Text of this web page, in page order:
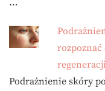
regeneracji
Podrażnienie skóry